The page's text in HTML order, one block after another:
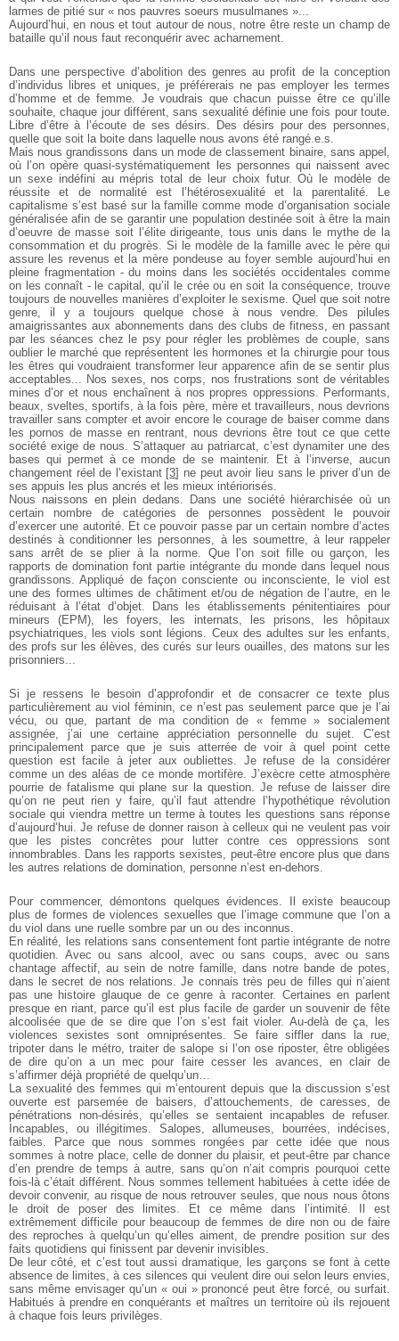
larmes de pitié sur « nos pauvres soeurs musulmanes »...
Aujourd’hui, en nous et tout autour de nous, notre être reste un champ de
bataille qu’il nous faut reconquérir avec acharnement.
Dans une perspective d’abolition des genres au profit de la conception
d’individus libres et uniques, je préférerais ne pas employer les termes
d’homme et de femme. Je voudrais que chacun puisse êtrece qu’ille
souhaite, chaque jour différent, sans sexualité définie une fois pour toute.
Libre d’être à l’écoute de ses désirs. Des désirs pourdes personnes,
quelle que soit la boite dans laquelle nous avons été rangé.e.s.
Mais nous grandissons dans un mode de classement binaire, sans appel,
où l’on opère quasi-systématiquement les personnes qui naissent avec
un sexe indéfini au mépris total de leur choix futur. Où le modèle de
réussite et de normalité est l’hétérosexualité et la parentalité. Le
capitalisme s’est basé sur la famille comme mode d’organisation sociale
généralisée afin de se garantir une population destinéesoit à être la main
d’oeuvre de masse soit l’élite dirigeante, tous unis dans le mythe de la
consommation et du progrès. Si le modèle de la famille avec le père qui
assure les revenus et la mère pondeuse aufoyer semble aujourd’hui en
pleine fragmentation - du moins dans les sociétés occidentales comme
on les connaît - le capital, qu’il le crée ou en soit la conséquence, trouve
toujours de nouvelles manières d’exploiter le sexisme. Quel que soit notre
genre, il y a toujours quelque chose à nous vendre. Des pilules
amaigrissantes aux abonnements dans des clubs de fitness, en passant
par les séances chez le psy pour régler les problèmes de couple, sans
oublier le marché que représentent les hormones et la chirurgie pour tous
les êtres qui voudraient transformer leur apparence afin de se sentir plus
acceptables... Nos sexes, nos corps, nos frustrations sont de véritables
mines d’or et nous enchaînent à nos propres oppressions. Performants,
beaux, sveltes, sportifs, à la fois père, mère et travailleurs, nous devrions
travailler sans compter et avoir encore le courage de baiser comme dans
les pornos de masse en rentrant, nous devrions être tout ce que cette
société exige de nous. S’attaquer au patriarcat, c’est dynamiter une des
bases qui permet à ce monde de se maintenir. Et à l’inverse, aucun
changement réel de l’existant[3] ne peut avoir lieu sans le priver d’un de
ses appuis les plus ancrés et les mieux intériorisés.
Nous naissons en plein dedans. Dans une société hiérarchisée où un
certain nombre de catégories de personnes possèdent le pouvoir
d’exercer une autorité. Et ce pouvoir passe par un certain nombred’actes
destinés à conditionner les personnes, à les soumettre, à leurrappeler
sans arrêt de se plier à la norme. Que l’on soit fille ou garçon,
les
rapports de domination font partie intégrante du monde dans lequel nous
grandissons. Appliqué de façon consciente ou inconsciente,
le viol est
une des formes ultimes de châtiment et/ou de négation de l’autre, en le
réduisant à l’état d’objet. Dans les établissements pénitentiaires pour
mineurs (EPM), les foyers, les internats, les prisons, les hôpitaux
psychiatriques, les viols sont légions. Ceux des adultes sur les enfants,
des profs sur les élèves, des curés sur leurs ouailles, des matons sur les
prisonniers...
Si je ressens le besoin d’approfondir et de consacrer ce texteplus
particulièrement au viol féminin, ce n’est pas seulement parce que je l’ai
vécu, ou que, partant de ma condition de « femme » socialement
assignée, j’ai une certaine appréciation personnelle du sujet. C’est
principalement parce que je suis atterrée de voir à quel point cette
question est facile à jeter aux oubliettes. Je refuse de la considérer
comme un des aléas de ce monde mortifère. J’exècre cette atmosphère
pourrie de fatalisme qui plane sur la question. Je refuse de laisser dire
qu’on ne peut rien y faire, qu’il faut attendre l’hypothétique révolution
sociale qui viendra mettre un terme à toutes les questions sans réponse
d’aujourd’hui. Je refuse de donner raison à celleux qui ne veulent pas voir
que les pistes concrètes pour lutter contre ces oppressions sont
innombrables.
Dans les rapports sexistes, peut-être encore plus que dans
les autres relations de domination, personne n’est en-dehors.
Pour commencer, démontons quelques évidences. Il existe beaucoup
plus de formes de violences sexuelles que l’image communeque l’on a
du viol dans une ruelle sombre par un ou des inconnus.
En réalité, les relations sans consentement font partie intégrante de notre
quotidien. Avec ou sans alcool, avec ou sans coups, avec ou sans
chantage affectif, au sein de notre famille, dans notre bande de potes,
dans le secret de nos relations. Je connais très peu de filles qui n’aient
pas une histoire glauque de ce genre à raconter. Certaines en parlent
presque en riant, parce qu’il est plus facile de garder un souvenir de fête
alcoolisée que de se dire que l’on s’est fait violer. Au-delàde ça, les
violences sexistes sont omniprésentes. Se faire siffler dans la rue,
tripoter dans le métro, traiter de salope si l’on ose riposter, êtreobligées
de dire qu’on a un mec pour faire cesser les avances, en clairde
s’affirmer déjà propriété de quelqu’un…
La sexualité des femmes qui m’entourent depuis que la discussion s’est
ouverte est parsemée de baisers, d’attouchements, de caresses,
de
pénétrations non-désirés, qu’elles se sentaient incapables de refuser.
Incapables, ou illégitimes. Salopes, allumeuses, bourrées,
indécises,
faibles. Parce que nous sommes rongées par cette idéeque nous
sommes à notre place, celle de donner du plaisir, et peut-être par chance
d’en prendre de temps à autre, sans qu’on n’ait compris pourquoi cette
fois-là c’était différent. Nous sommes tellement habituées à cette idée de
devoir convenir, au risque de nous retrouver seules, que nous nous ôtons
le droit de poser des limites. Et ce même dans l’intimité. Il est
extrêmement difficile pour beaucoup de femmes de dire non ou de faire
des reproches à quelqu’un qu’elles aiment, de prendre position sur des
faits quotidiens qui finissent par devenir invisibles.
De leur côté, et c’est tout aussi dramatique, les garçons se fontà cette
absence de limites, à ces silences qui veulent dire oui selonleurs envies,
sans même envisager qu’un « oui » prononcé peut être forcé, ou surfait.
Habitués à prendre en conquérants et maîtres un territoireoù ils rejouent
à chaque fois leurs privilèges.